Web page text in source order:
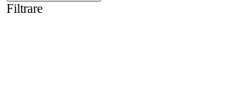
Filtrare